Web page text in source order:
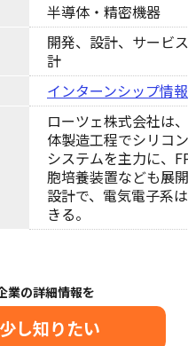
半導体・精密機器
開発、設計、サービ
計
インターンシップ情
ローツェ株式会社は
体製造工程でシリコ
システムを主力に、
胞培養装置なども展
設計で、電気電子系
きる。
業の詳細情報を
し知りたい